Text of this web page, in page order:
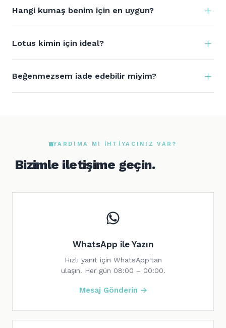
Hangi kumaş benim için en uygun?
Lotus kimin için ideal?
Beğenmezsem iade edebilir miyim?
YARDIMA MI IHTIYACINIZ VAR?
Bizimle iletişime geçin.
WhatsApp ile Yazın
Hızlı yanıt için WhatsApp'tan
ulaşın. Her gün 08:00 – 00:00.
Mesaj Gönderin →